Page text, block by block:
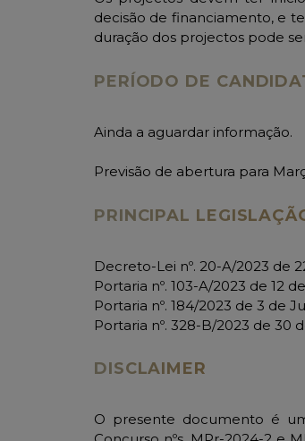
decisão de financiamento, e
duração dos projectos pode
PERÍODO DE
Ainda a aguardar informação.
Previsão de abertura para
PRINCIPAL
Decreto-Lei nº. 20-A/2023 de
Portaria nº. 103-A/2023 de 12
Portaria nº. 184/2023 de 3 de
Portaria nº. 328-B/2023 de 30
DISCLAIMER
O presente documento é